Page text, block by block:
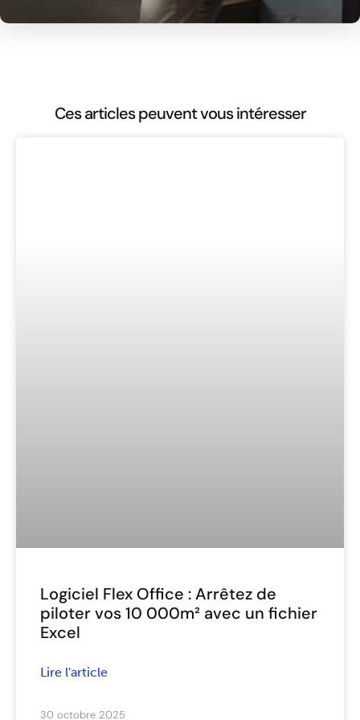
Ces articles peuvent vous intéresser
Logiciel Flex Office : Arrêtez de
piloter vos 10 000m² avec un fichier
Excel
Lire l'article
30 octobre 2025